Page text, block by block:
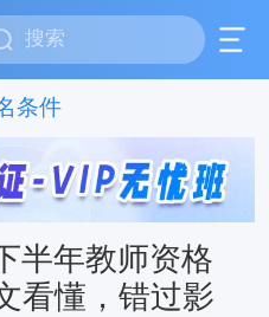
条件
半年教师资格
看懂，错过影